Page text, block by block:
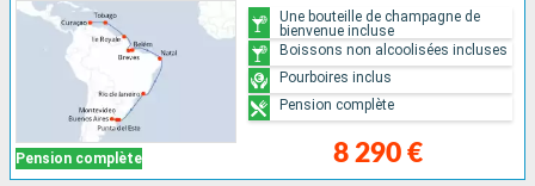
Pension complète 8 290 €
Une bouteille de champagne de
bienvenue incluse
Boissons non alcoolisées incluses
Pourboires inclus
Pension complète